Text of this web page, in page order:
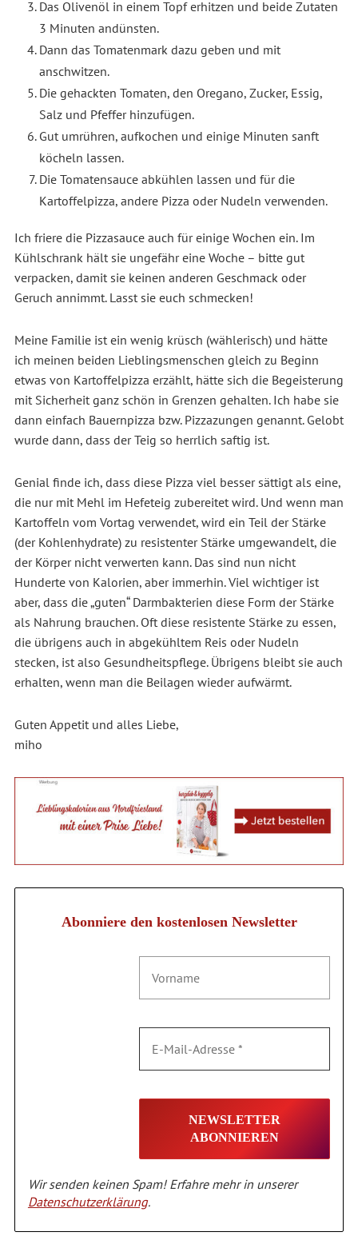
Das Olivenöl in einem Topf erhitzen und beide Zutaten
3 Minuten andünsten.
Dann das Tomatenmark dazu geben und mit
anschwitzen.
Die gehackten Tomaten, den Oregano, Zucker, Essig,
Salz und Pfeffer hinzufügen.
Gut umrühren, aufkochen und einige Minuten sanft
köcheln lassen.
Die Tomatensauce abkühlen lassen und für die
Kartoffelpizza, andere Pizza oder Nudeln verwenden.
Ich friere die Pizzasauce auch für einige Wochen ein. Im
Kühlschrank hält sie ungefähr eine Woche – bitte gut
verpacken, damit sie keinen anderen Geschmack oder
Geruch annimmt. Lasst sie euch schmecken!
Meine Familie ist ein wenig krüsch (wählerisch) und hätte
ich meinen beiden Lieblingsmenschen gleich zu Beginn
etwas von Kartoffelpizza erzählt, hätte sich die Begeisterung
mit Sicherheit ganz schön in Grenzen gehalten. Ich habe sie
dann einfach Bauernpizza bzw. Pizzazungen genannt. Gelobt
wurde dann, dass der Teig so herrlich saftig ist.
Genial finde ich, dass diese Pizza viel besser sättigt als eine,
die nur mit Mehl im Hefeteig zubereitet wird. Und wenn man
Kartoffeln vom Vortag verwendet, wird ein Teil der Stärke
(der Kohlenhydrate) zu resistenter Stärke umgewandelt, die
der Körper nicht verwerten kann. Das sind nun nicht
Hunderte von Kalorien, aber immerhin. Viel wichtiger ist
aber, dass die „guten“ Darmbakterien diese Form der Stärke
als Nahrung brauchen. Oft diese resistente Stärke zu essen,
die übrigens auch in abgekühltem Reis oder Nudeln
stecken, ist also Gesundheitspflege. Übrigens bleibt sie auch
erhalten, wenn man die Beilagen wieder aufwärmt.
Guten Appetit und alles Liebe,
miho
Abonniere den kostenlosen Newsletter
Wir senden keinen Spam! Erfahre mehr in unserer
Datenschutzerklärung.
Alternative: